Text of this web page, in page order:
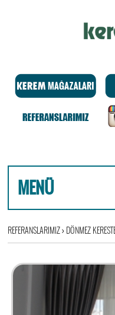
MENÜ
REFERANSLARIMIZ›DÖNMEZ